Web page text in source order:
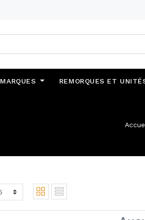
MARQUES REMORQUES ET